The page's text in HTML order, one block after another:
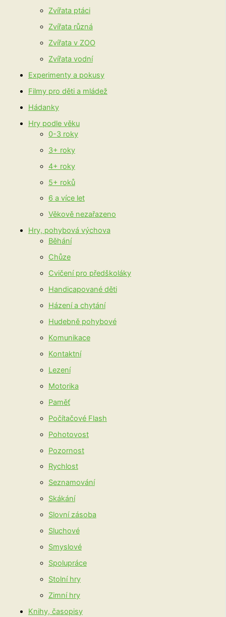
Zvířata ptáci
Zvířata různá
Zvířata v ZOO
Zvířata vodní
Experimenty a pokusy
Filmy pro děti a mládež
Hádanky
Hry podle věku
0-3 roky
3+ roky
4+ roky
5+ roků
6 a více let
Věkově nezařazeno
Hry, pohybová výchova
Běhání
Chůze
Cvičení pro předškoláky
Handicapované děti
Házení a chytání
Hudebně pohybové
Komunikace
Kontaktní
Lezení
Motorika
Paměť
Počítačové Flash
Pohotovost
Pozornost
Rychlost
Seznamování
Skákání
Slovní zásoba
Sluchové
Smyslové
Spolupráce
Stolní hry
Zimní hry
Knihy, časopisy